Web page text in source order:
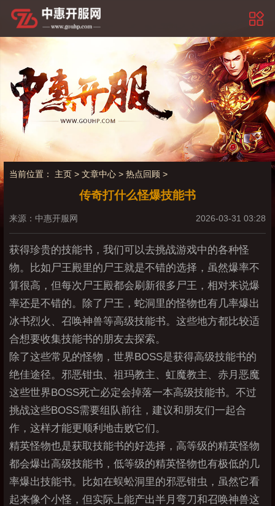
当前位置： 主页> 文章中心> 热点回顾>
传奇打什么怪爆技能书
来源：中惠开服网 2026-03-31 03:28
获得珍贵的技能书，我们可以去挑战游戏中的各种怪
物。比如尸王殿里的尸王就是不错的选择，虽然爆率不
算很高，但每次尸王殿都会刷新很多尸王，相对来说爆
率还是不错的。除了尸王，蛇洞里的怪物也有几率爆出
冰书烈火、召唤神兽等高级技能书。这些地方都比较适
合想要收集技能书的朋友去探索。
除了这些常见的怪物，世界BOSS是获得高级技能书的
绝佳途径。邪恶钳虫、祖玛教主、虹魔教主、赤月恶魔
这些世界BOSS死亡必定会掉落一本高级技能书。不过
挑战这些BOSS需要组队前往，建议和朋友们一起合
作，这样才能更顺利地击败它们。
精英怪物也是获取技能书的好选择，高等级的精英怪物
都会爆出高级技能书，低等级的精英怪物也有极低的几
率爆出技能书。比如在蜈蚣洞里的邪恶钳虫，虽然它看
起来像个小怪，但实际上能产出半月弯刀和召唤神兽这